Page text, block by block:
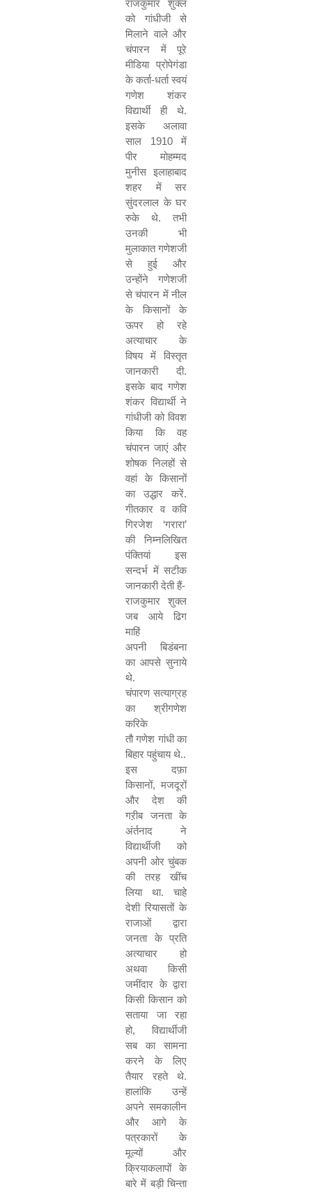
राजकुमार शुक्ल
को गांधीजी से
मिलाने वाले और
चंपारन में पूरे
मीडिया प्रोपेगंडा
के कर्ता-धर्ता स्वयं
गणेश शंकर
विद्यार्थी ही थे.
इसके अलावा
साल 1910में
पीर मोहम्मद
मुनीस इलाहाबाद
शहर में सर
सुंदरलाल के घर
रुके थे. तभी
उनकी भी
मुलाकात गणेशजी
से हुई और
उन्होंने गणेशजी
से चंपारन में नील
के किसानों के
ऊपर हो रहे
अत्याचार के
विषय में विस्तृत
जानकारी दी.
इसके बाद गणेश
शंकर विद्यार्थी ने
गांधीजी को विवश
किया कि वह
चंपारन जाएं और
शोषक निलहों से
वहां के किसानों
का उद्धार करें.
गीतकार व कवि
गिरजेश ‘गरारा’
की निम्नलिखित
पंक्तियां इस
सन्दर्भ में सटीक
जानकारी देती हैं-
राजकुमार शुक्ल
जब आये ढिग
माहिं
अपनी बिडंबना
का आपसे सुनाये
थे.
चंपारण सत्याग्रह
का श्रीगणेश
करिके
तौ गणेश गांधी का
बिहार पहुंचाय थे..
इस दफ़ा
किसानों, मजदूरों
और देश की
गऱीब जनता के
अंर्तनाद ने
विद्यार्थीजी को
अपनी ओर चुंबक
की तरह खींच
लिया था. चाहे
देशी रियासतों के
राजाओं द्वारा
जनता के प्रति
अत्याचार हो
अथवा किसी
जमींदार के द्वारा
किसी किसान को
सताया जा रहा
हो, विद्यार्थीजी
सब का सामना
करने के लिए
तैयार रहते थे.
हालांकि उन्हें
अपने समकालीन
और आगे के
पत्रकारों के
मूल्यों और
क्रियाकलापों के
बारे में बड़ी चिन्ता